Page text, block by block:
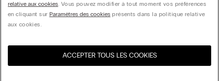
Sélectionnez la taille
CALZEDONIA Finanziaria S.A. Belgium Branch, Avenue Louise 283, box 24, 1050
United States
relative aux cookies. Vous pouvez modifier à tout moment vos préférences
en cliquant sur Paramètres des cookiesprésents dans la politique relative
aux cookies.
ACCEPTER TOUS LES COOKIES